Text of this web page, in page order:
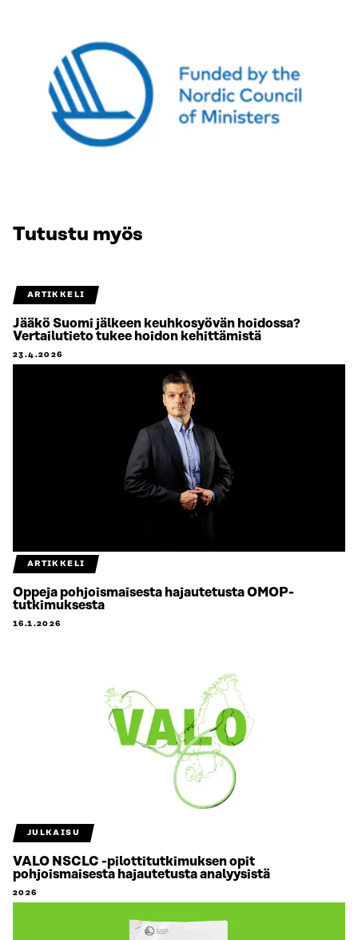
Tutustu myös
ARTIKKELI
Jääkö Suomi jälkeen keuhkosyövän hoidossa?
Vertailutieto tukee hoidon kehittämistä
23.4.2026
ARTIKKELI
Oppeja pohjoismaisesta hajautetusta OMOP-
tutkimuksesta
16.1.2026
JULKAISU
VALO NSCLC -pilottitutkimuksen opit
pohjoismaisesta hajautetusta analyysistä
2026